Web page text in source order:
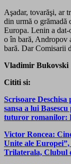
Aşadar, tovarăşi, ar
din urmă o grămadă
Europa. Lenin a
o în bară, Andropov
bară. Dar Comisarii
Vladimir Bukovski
Cititi si:
Scrisoare
sansa a lui
tuturor romanilor:
Victor Roncea:
Unite ale
Trilaterala, Clubul